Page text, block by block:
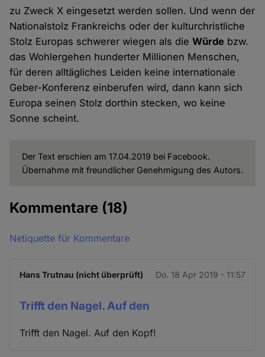
zu Zweck X eingesetzt werden sollen. Und wenn der
Nationalstolz Frankreichs oder der kulturchristliche
Stolz Europas schwerer wiegen als dieWürde bzw.
das Wohlergehen hunderter Millionen Menschen,
für deren alltägliches Leiden keine internationale
Geber-Konferenz einberufen wird, dann kann sich
Europa seinen Stolz dorthin stecken, wo keine
Sonne scheint.
Der Text erschien am 17.04.2019 bei Facebook.
Übernahme mit freundlicher Genehmigung des Autors.
Kommentare (18)
Netiquette für Kommentare
Hans Trutnau (nicht überprüft) Do. 18 Apr 2019 - 11:57
Trifft den Nagel. Auf den
Trifft den Nagel. Auf den Kopf!